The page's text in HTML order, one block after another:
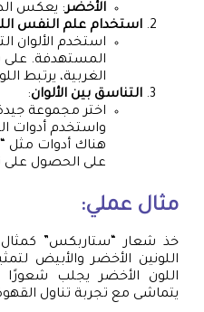
الأخضر: يعكس
استخدام علم النفس
استخدم الألوان
المستهدفة. على
الغربية، يرتبط
التناسق بين الألوان:
اختر مجموعة
واستخدم أدوات
على الحصول على
مثال عملي:
خذ شعار “ستاربكس” كمثال.
اللونين الأخضر والأبيض
اللون الأخضر يجلب شعورًا
يتماشى مع تجربة تناول